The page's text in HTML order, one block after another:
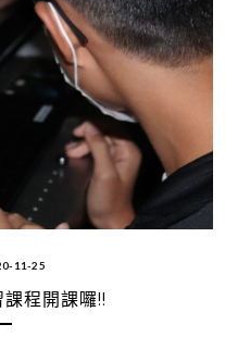
11-25
程開課囉!!